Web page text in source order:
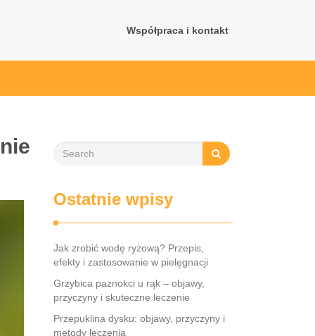
Współpraca i kontakt
Ostatnie wpisy
Jak zrobić wodę ryżową? Przepis,
efekty i zastosowanie w pielęgnacji
Grzybica paznokci u rąk – objawy,
przyczyny i skuteczne leczenie
Przepuklina dysku: objawy, przyczyny i
metody leczenia